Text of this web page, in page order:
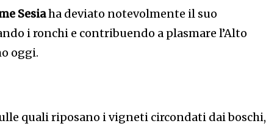
Sesiaha deviato notevolmente il suo
i ronchi e contribuendo a plasmare l’Alto
oggi.
quali riposano i vigneti circondati dai boschi,